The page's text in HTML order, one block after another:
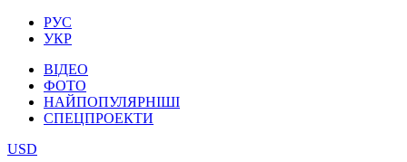
РУС
УКР
ВІДЕО
ФОТО
НАЙПОПУЛЯРНІШІ
СПЕЦПРОЕКТИ
USD